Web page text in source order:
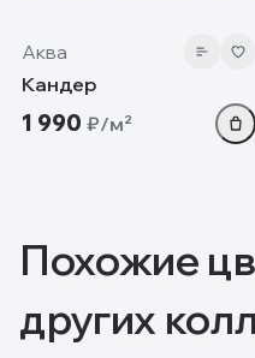
Аква
Кандер
1 990 ₽/м²
Похожие
других
5.05 мм